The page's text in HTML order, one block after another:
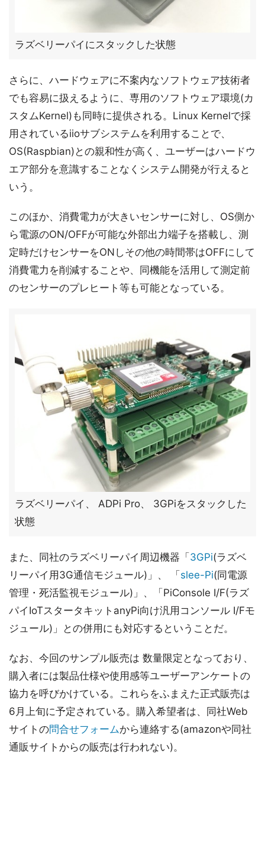
ラズベリーパイにスタックした状態
さらに、ハードウェアに不案内なソフトウェア技術者
でも容易に扱えるように、専用のソフトウェア環境(カ
スタムKernel)も同時に提供される。Linux Kernelで採
用されているiioサブシステムを利用することで、
OS(Raspbian)との親和性が高く、ユーザーはハードウ
エア部分を意識することなくシステム開発が行えると
いう。
このほか、消費電力が大きいセンサーに対し、OS側か
ら電源のON/OFFが可能な外部出力端子を搭載し、測
定時だけセンサーをONしその他の時間帯はOFFにして
消費電力を削減することや、同機能を活用して測定前
のセンサーのプレヒート等も可能となっている。
ラズベリーパイ、 ADPi Pro、 3GPiをスタックした
状態
また、同社のラズベリーパイ周辺機器「 3GPi(ラズベ
リーパイ用3G通信モジュール)」、 「 slee-Pi(同電源
管理・死活監視モジュール)」、「PiConsole I/F(ラズ
パイIoTスタータキットanyPi向け汎用コンソール I/Fモ
ジュール)」との併用にも対応するということだ。
なお、今回のサンプル販売は 数量限定となっており、
購入者には製品仕様や使用感等ユーザーアンケートの
協力を呼びかけている。これらをふまえた正式販売は
6月上旬に予定されている。購入希望者は、同社Web
サイトの問合せフォームから連絡する(amazonや同社
通販サイトからの販売は行われない)。